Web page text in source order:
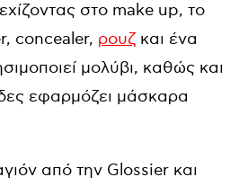
στο make up, το
concealer, ρουζ και ένα
μολύβι, καθώς και
εφαρμόζει μάσκαρα
από την Glossier και